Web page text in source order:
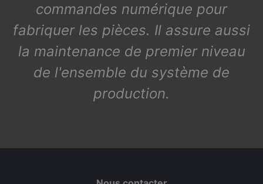
commandes numérique pour
fabriquer les pièces. Il assure aussi
la maintenance de premier niveau
de l'ensemble du système de
production.